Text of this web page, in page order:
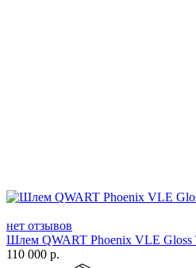
нет отзывов
Шлем QWART Phoenix VLE Gloss
110 000 р.